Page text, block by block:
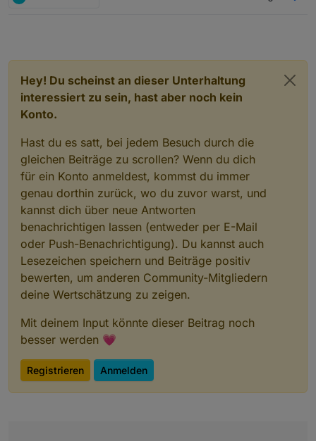
Hey! Du scheinst an dieser Unterhaltung
interessiert zu sein, hast aber noch kein
Konto.
Hast du es satt, bei jedem Besuch durch die
gleichen Beiträge zu scrollen? Wenn du dich
für ein Konto anmeldest, kommst du immer
genau dorthin zurück, wo du zuvor warst, und
kannst dich über neue Antworten
benachrichtigen lassen (entweder per E-Mail
oder Push-Benachrichtigung). Du kannst auch
Lesezeichen speichern und Beiträge positiv
bewerten, um anderen Community-Mitgliedern
deine Wertschätzung zu zeigen.
Mit deinem Input könnte dieser Beitrag noch
besser werden 💗
Registrieren Anmelden